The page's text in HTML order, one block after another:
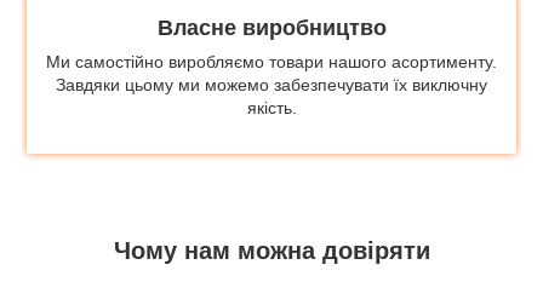
Власне виробництво
Ми самостійно виробляємо товари нашого асортименту.
Завдяки цьому ми можемо забезпечувати їх виключну
якість.
Чому нам можна довіряти